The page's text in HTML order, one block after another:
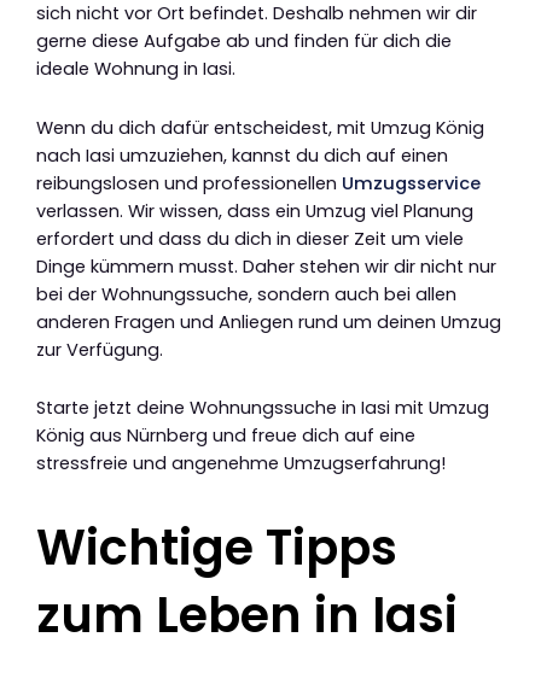
sich nicht vor Ort befindet. Deshalb nehmen wir dir
gerne diese Aufgabe ab und finden für dich die
ideale Wohnung in Iasi.
Wenn du dich dafür entscheidest, mit Umzug König
nach Iasi umzuziehen, kannst du dich auf einen
reibungslosen und professionellen Umzugsservice
verlassen. Wir wissen, dass ein Umzug viel Planung
erfordert und dass du dich in dieser Zeit um viele
Dinge kümmern musst. Daher stehen wir dir nicht nur
bei der Wohnungssuche, sondern auch bei allen
anderen Fragen und Anliegen rund um deinen Umzug
zur Verfügung.
Starte jetzt deine Wohnungssuche in Iasi mit Umzug
König aus Nürnberg und freue dich auf eine
stressfreie und angenehme Umzugserfahrung!
Wichtige Tipps
zum Leben in Iasi